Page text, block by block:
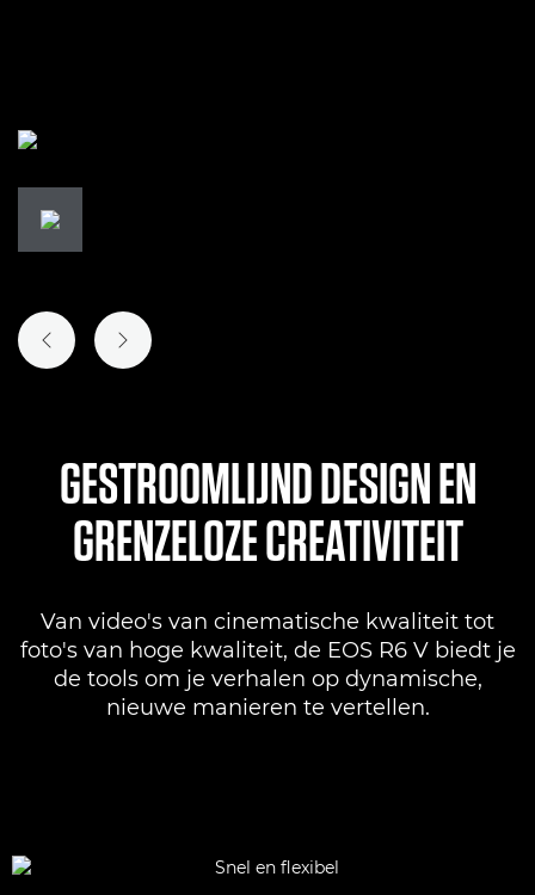
VORIGE DIAVOLGENDE DIA
GESTROOMLIJND DESIGN EN
GRENZELOZE CREATIVITEIT
Van video's van cinematische kwaliteit tot
foto's van hoge kwaliteit, de EOS R6 V biedt je
de tools om je verhalen op dynamische,
nieuwe manieren te vertellen.